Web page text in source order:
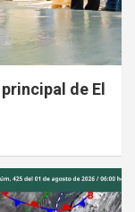
de El